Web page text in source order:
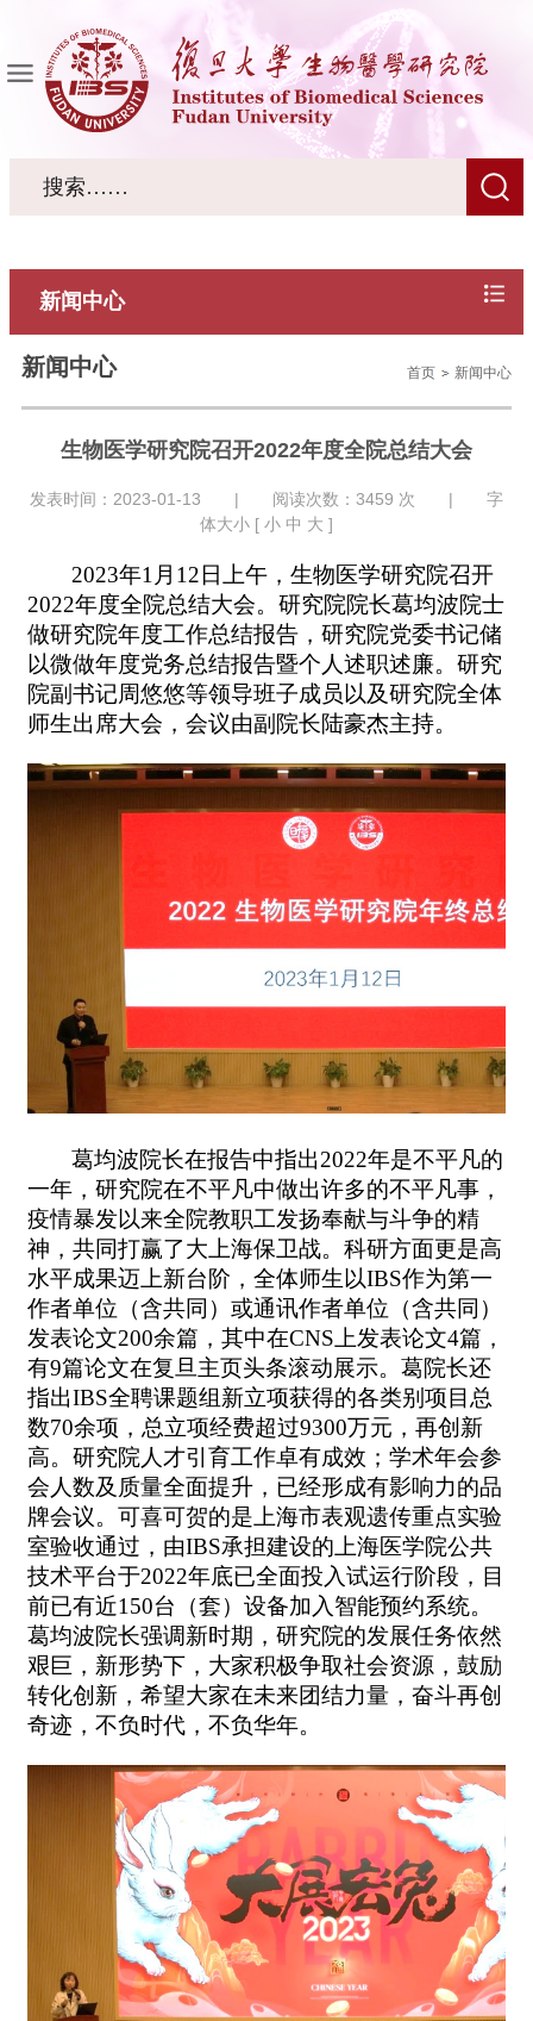
新闻中心
新闻中心 首页 新闻中心
生物医学研究院召开2022年度全院总结大会
发表时间：2023-01-13 | 阅读次数： 3459 次 | 字
体大小 [ 小 中 大 ]
2023年1 月 12 日上午，生物医学研究院召开
2022年度全院总结大会。研究院院长葛均波院士
做研究院年度工作总结报告，研究院党委书记储
以微做年度党务总结报告暨个人述职述廉。研究
院副书记周悠悠等领导班子成员以及研究院全体
师生出席大会，会议由副院长陆豪杰主持。
葛均波院长在报告中指出2022年是不平凡的
一年，研究院在不平凡中做出许多的不平凡事，
疫情暴发以来全院教职工发扬奉献与斗争的精
神，共同打赢了大上海保卫战。科研方面更是高
水平成果迈上新台阶，全体师生以IBS作为第一
作者单位（含共同）或通讯作者单位（含共同）
发表论文200余篇，其中在CNS 上发表论文4篇，
有9篇论文在复旦主页头条滚动展示。葛院长还
指出IBS全聘课题组新立项获得的各类别项目总
数70余项，总立项经费超过9300万元，再创新
高。研究院人才引育工作卓有成效；学术年会参
会人数及质量全面提升，已经形成有影响力的品
牌会议。可喜可贺的是上海市表观遗传重点实验
室验收通过，由IBS承担建设的上海医学院公共
技术平台于2022年底已全面投入试运行阶段，目
前已有近150台（套）设备加入智能预约系统。
葛均波院长强调新时期，研究院的发展任务依然
艰巨，新形势下，大家积极争取社会资源，鼓励
转化创新，希望大家在未来团结力量，奋斗再创
奇迹，不负时代，不负华年。